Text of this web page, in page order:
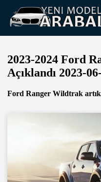
2023-2024 Ford
Açıklandı 2023-
Ford Ranger Wildtrak